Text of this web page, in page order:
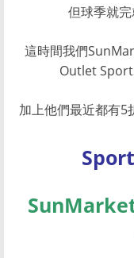
但球季就
這時間我們
Outlet
加上他們最近都有